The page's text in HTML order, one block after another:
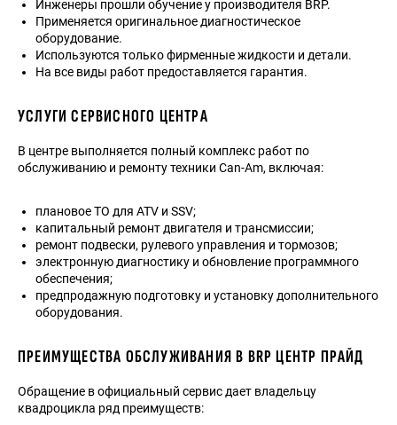
Инженеры прошли обучение у производителя BRP.
Применяется оригинальное диагностическое
оборудование.
Используются только фирменные жидкости и детали.
На все виды работ предоставляется гарантия.
УСЛУГИ СЕРВИСНОГО ЦЕНТРА
В центре выполняется полный комплекс работ по
обслуживанию и ремонту техники Can-Am, включая:
плановое ТО для ATV и SSV;
капитальный ремонт двигателя и трансмиссии;
ремонт подвески, рулевого управления и тормозов;
электронную диагностику и обновление программного
обеспечения;
предпродажную подготовку и установку дополнительного
оборудования.
ПРЕИМУЩЕСТВА ОБСЛУЖИВАНИЯ В BRP ЦЕНТР ПРАЙД
Обращение в официальный сервис дает владельцу
квадроцикла ряд преимуществ: